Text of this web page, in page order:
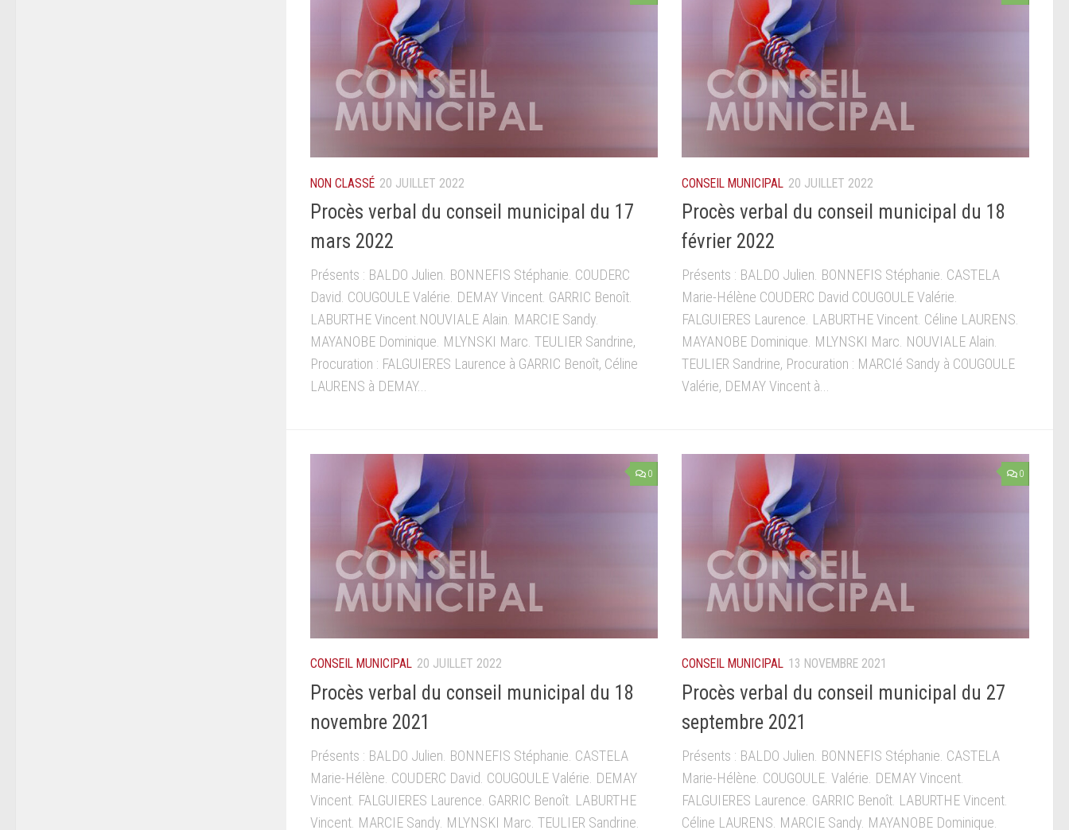
NON CLASSÉ 20 JUILLET 2022
Procès verbal du conseil municipal du 17
mars 2022
Présents : BALDO Julien. BONNEFIS Stéphanie. COUDERC
David. COUGOULE Valérie. DEMAY Vincent. GARRIC Benoît.
LABURTHE Vincent.NOUVIALE Alain. MARCIE Sandy.
MAYANOBE Dominique. MLYNSKI Marc. TEULIER Sandrine,
Procuration : FALGUIERES Laurence à GARRIC Benoît, Céline
LAURENS à DEMAY...
CONSEIL MUNICIPAL 20 JUILLET 2022
Procès verbal du conseil municipal du 18
février 2022
Présents : BALDO Julien. BONNEFIS Stéphanie. CASTELA
Marie-Hélène COUDERC David COUGOULE Valérie.
FALGUIERES Laurence. LABURTHE Vincent. Céline LAURENS.
MAYANOBE Dominique. MLYNSKI Marc. NOUVIALE Alain.
TEULIER Sandrine, Procuration : MARCIé Sandy à COUGOULE
Valérie, DEMAY Vincent à...
0
CONSEIL MUNICIPAL 20 JUILLET 2022
Procès verbal du conseil municipal du 18
novembre 2021
Présents : BALDO Julien. BONNEFIS Stéphanie. CASTELA
Marie-Hélène. COUDERC David. COUGOULE Valérie. DEMAY
Vincent. FALGUIERES Laurence. GARRIC Benoît. LABURTHE
Vincent. MARCIE Sandy. MLYNSKI Marc. TEULIER Sandrine.
0
CONSEIL MUNICIPAL 13 NOVEMBRE 2021
Procès verbal du conseil municipal du 27
septembre 2021
Présents : BALDO Julien. BONNEFIS Stéphanie. CASTELA
Marie-Hélène. COUGOULE. Valérie. DEMAY Vincent.
FALGUIERES Laurence. GARRIC Benoît. LABURTHE Vincent.
Céline LAURENS. MARCIE Sandy. MAYANOBE Dominique.